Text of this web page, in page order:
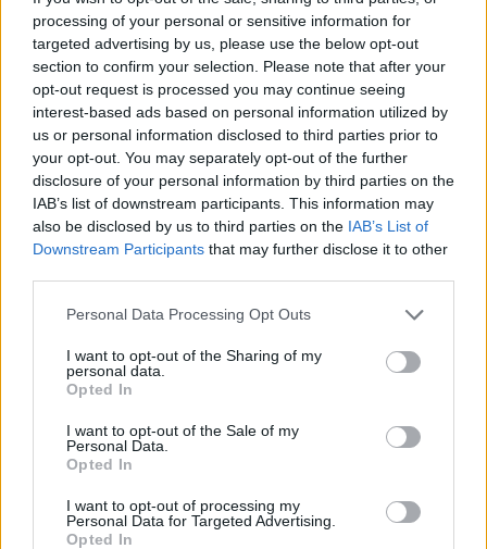
processing of your personal or sensitive information for
targeted advertising by us, please use the below opt-out
section to confirm your selection. Please note that after your
opt-out request is processed you may continue seeing
interest-based ads based on personal information utilized by
us or personal information disclosed to third parties prior to
your opt-out. You may separately opt-out of the further
disclosure of your personal information by third parties on the
IAB’s list of downstream participants. This information may
also be disclosed by us to third parties on the IAB’s List of
Downstream Participants that may further disclose it to other
Personal Data Processing Opt Outs
I want to opt-out of the Sharing of my
personal data.
Opted In
I want to opt-out of the Sale of my
Personal Data.
Opted In
I want to opt-out of processing my
Personal Data for Targeted Advertising.
Opted In
ΠΕΡΙΣΣΌΤΕΡΑ ΣΕ ΑΥΤΉ ΤΗΝ ΚΑΤΗΓΟΡΊΑ
Συνάντηση Μητσοτάκη
αύριο με φον ντερ Λάιεν
στο Στρασβούργο
11/09/2023 - 13:29
Δωρεάν διέλευση στα
διόδια της Ιόνιας Οδού και
11/09/2023 - 14:18